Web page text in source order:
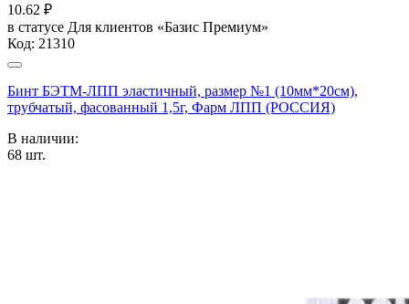
10.62 ₽
в статусе Для клиентов «Базис Премиум»
Код: 21310
Бинт БЭТМ-ЛПП эластичный, размер №1 (10мм*20см),
трубчатый, фасованный 1,5г, Фарм ЛПП (РОССИЯ)
В наличии:
68 шт.